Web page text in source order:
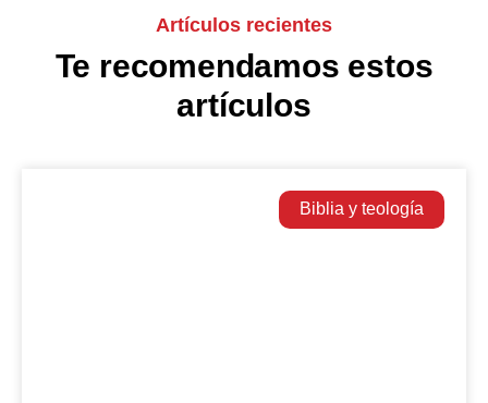
Artículos recientes
Te recomendamos estos
artículos
Biblia y teología